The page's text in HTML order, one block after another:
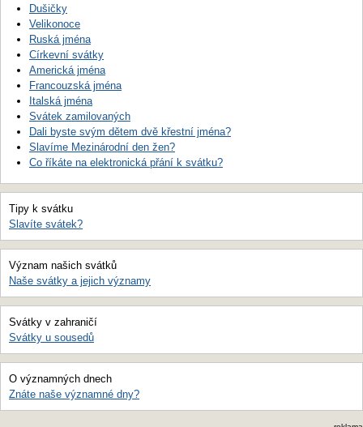
Dušičky
Velikonoce
Ruská jména
Církevní svátky
Americká jména
Francouzská jména
Italská jména
Svátek zamilovaných
Dali byste svým dětem dvě křestní jména?
Slavíme Mezinárodní den žen?
Co říkáte na elektronická přání k svátku?
Tipy k svátku
Slavíte svátek?
Význam našich svátků
Naše svátky a jejich významy
Svátky v zahraničí
Svátky u sousedů
O významných dnech
Znáte naše významné dny?